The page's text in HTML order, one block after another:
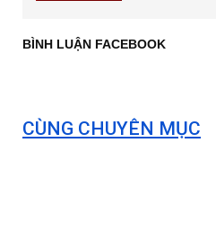
BÌNH LUẬN FACEBOOK
CÙNG CHUYÊN MỤC